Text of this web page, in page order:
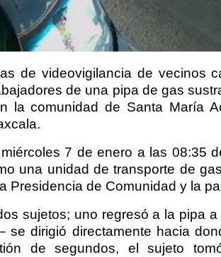
de videovigilancia de vecinos
de una pipa de gas
la comunidad de Santa María
7 de enero a las 08:35
una unidad de transporte de
Presidencia de Comunidad y la
sujetos; uno regresó a la pipa
dirigió directamente hacia
de segundos, el sujeto